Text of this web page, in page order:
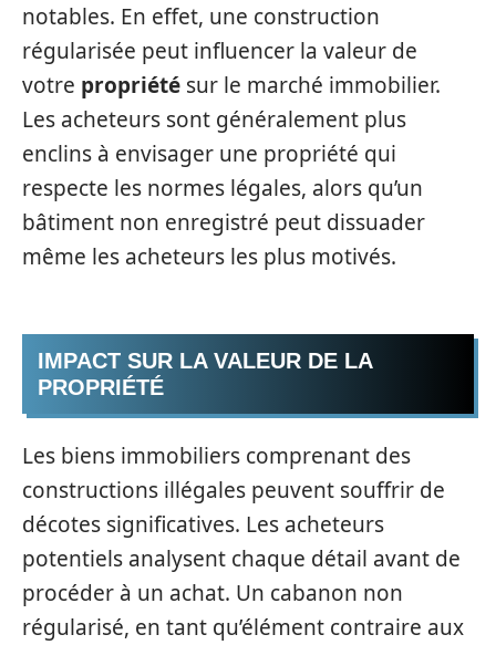
notables. En effet, une construction
régularisée peut influencer la valeur de
votre propriété sur le marché immobilier.
Les acheteurs sont généralement plus
enclins à envisager une propriété qui
respecte les normes légales, alors qu’un
bâtiment non enregistré peut dissuader
même les acheteurs les plus motivés.
IMPACT SUR LA VALEUR DE LA
PROPRIÉTÉ
Les biens immobiliers comprenant des
constructions illégales peuvent souffrir de
décotes significatives. Les acheteurs
potentiels analysent chaque détail avant de
procéder à un achat. Un cabanon non
régularisé, en tant qu’élément contraire aux